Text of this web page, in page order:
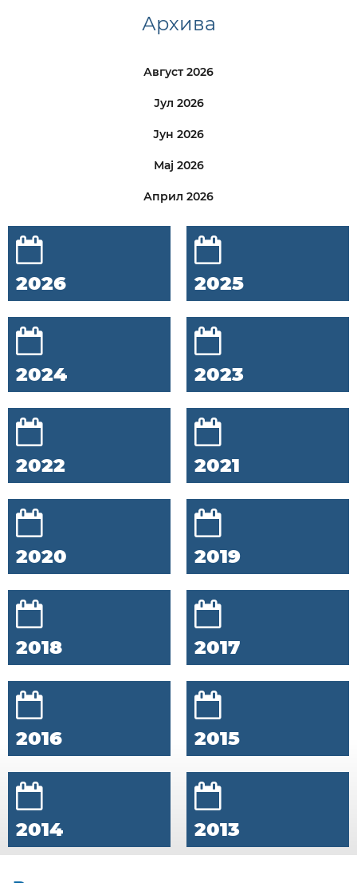
Архива
Август 2026
Јул 2026
Јун 2026
Мај 2026
Април 2026
2026 2025
2024 2023
2022 2021
2020 2019
2018 2017
2016 2015
2014 2013